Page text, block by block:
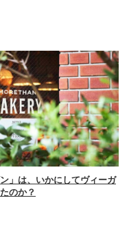
」は、いかにしてヴィーガ
のか？